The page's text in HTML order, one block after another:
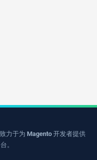
力于为 Magento 开发者提供
。